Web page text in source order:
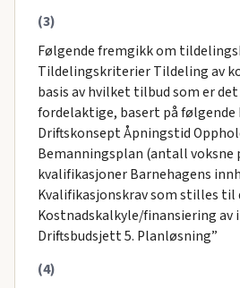
(3)
Følgende fremgikk om
Tildelingskriterier Tildeling av
basis av hvilket tilbud som er
fordelaktige, basert på følgende
Driftskonsept Åpningstid
Bemanningsplan (antall voksne
kvalifikasjoner Barnehagens
Kvalifikasjonskrav som stilles til
Kostnadskalkyle/finansiering av
Driftsbudsjett 5. Planløsning”
(4)